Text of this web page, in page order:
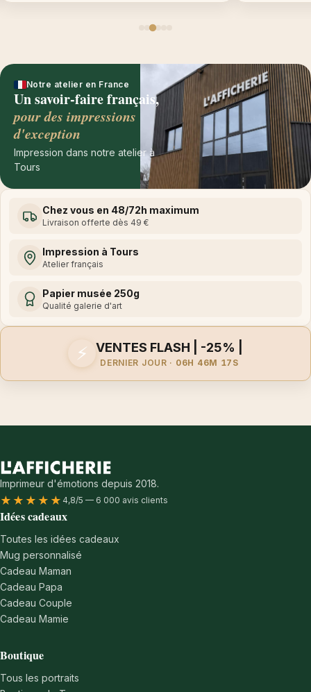
Notre atelier en France
Un savoir-faire français,
pour des impressions
d'exception
Impression dans notre atelier à
Tours
Chez vous en 48/72h maximum
Livraison offerte dès 49 €
Impression à Tours
Atelier français
Papier musée 250g
Qualité galerie d'art
⚡ VENTES FLASH | -25% |
DERNIER JOUR · 06H 46M 17S
Imprimeur d'émotions depuis 2018.
★★★★★ 4,8/5 — 6 000 avis clients
Idées cadeaux
Toutes les idées cadeaux
Mug personnalisé
Cadeau Maman
Cadeau Papa
Cadeau Couple
Cadeau Mamie
Boutique
Tous les portraits